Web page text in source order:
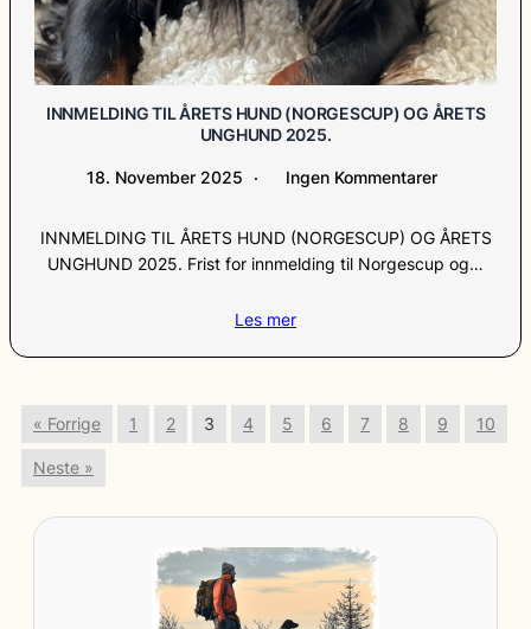
INNMELDING TIL ÅRETS HUND (NORGESCUP) OG ÅRETS
UNGHUND 2025.
18. November 2025 Ingen Kommentarer
INNMELDING TIL ÅRETS HUND (NORGESCUP) OG ÅRETS
UNGHUND 2025. Frist for innmelding til Norgescup og…
Les mer
« Forrige 1 2 3 4 5 6 7 8 9 10
Neste »